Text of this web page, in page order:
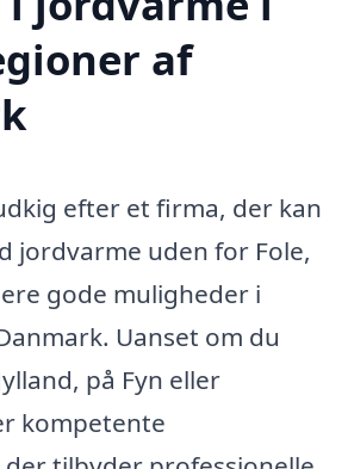
af
efter et firma, der kan
jordvarme uden for Fole,
gode muligheder i
Uanset om du
på Fyn eller
kompetente